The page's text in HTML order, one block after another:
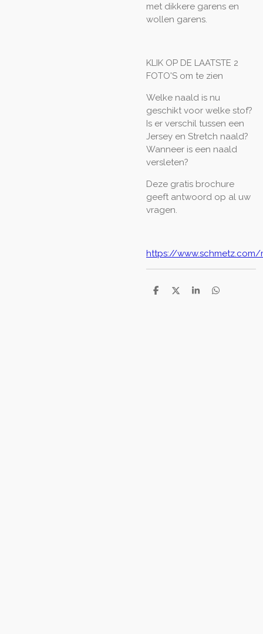
met dikkere garens en
wollen garens.
KLIK OP DE LAATSTE 2
FOTO'S om te zien
Welke naald is nu
geschikt voor welke stof?
Is er verschil tussen een
Jersey en Stretch naald?
Wanneer is een naald
versleten?
Deze gratis brochure
geeft antwoord op al uw
vragen.
https://
D
D
S
D